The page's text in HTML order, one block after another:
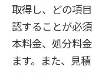
取得し、どの項
認することが必
本料金、処分料
ます。また、見